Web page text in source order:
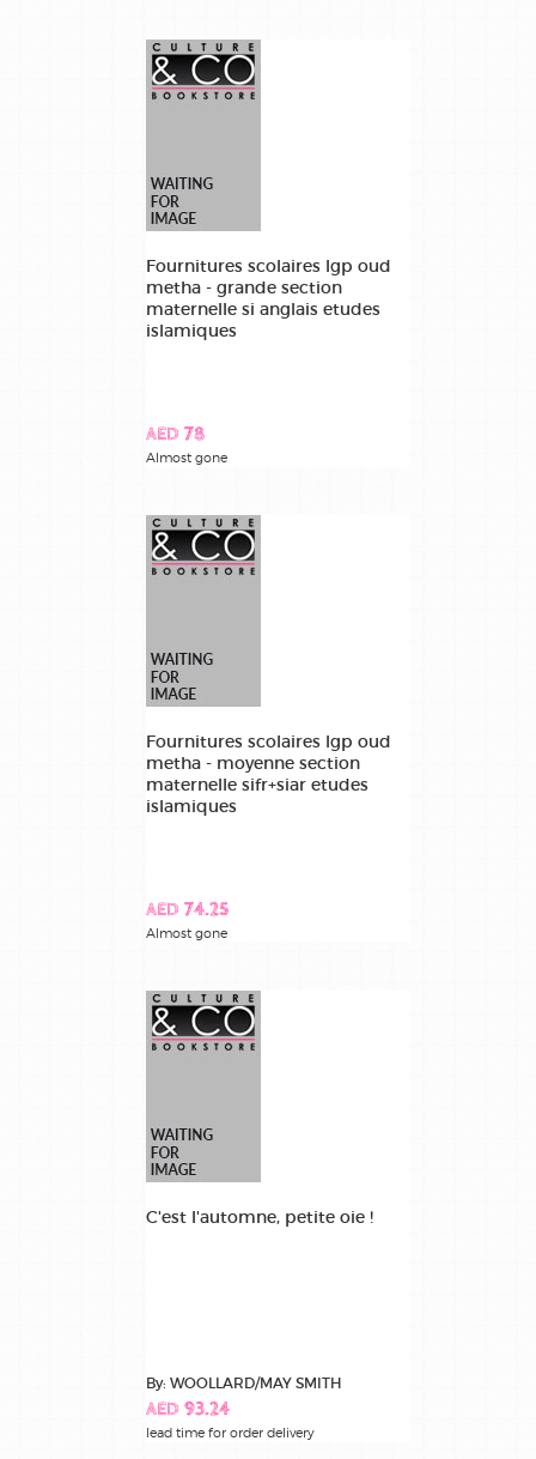
Fournitures scolaires lgp oud
metha - grande section
maternelle si anglais etudes
islamiques
AED 78
Almost gone
Fournitures scolaires lgp oud
metha - moyenne section
maternelle sifr+siar etudes
islamiques
AED 74.25
Almost gone
C'est l'automne, petite oie !
By: WOOLLARD/MAY SMITH
AED 93.24
lead time for order delivery